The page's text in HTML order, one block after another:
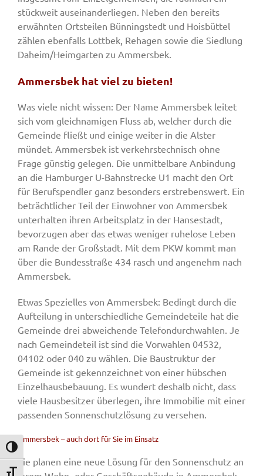
Umschalten auf hohe Kontraste
stückweit auseinanderliegen. Neben den bereits
erwähnten Ortsteilen Bünningstedt und Hoisbüttel
zählen ebenfalls Lottbek, Rehagen sowie die Siedlung
Daheim/Heimgarten zu Ammersbek.
Ammersbek hat viel zu bieten!
Was viele nicht wissen: Der Name Ammersbek leitet
sich vom gleichnamigen Fluss ab, welcher durch die
Gemeinde fließt und einige weiter in die Alster
mündet. Ammersbek ist verkehrstechnisch ohne
Frage günstig gelegen. Die unmittelbare Anbindung
an die Hamburger U-Bahnstrecke U1 macht den Ort
für Berufspendler ganz besonders erstrebenswert. Ein
beträchtlicher Teil der Einwohner von Ammersbek
unterhalten ihren Arbeitsplatz in der Hansestadt,
bevorzugen aber das etwas weniger ruhelose Leben
am Rande der Großstadt. Mit dem PKW kommt man
über die Bundesstraße 434 rasch und angenehm nach
Ammersbek.
Etwas Spezielles von Ammersbek: Bedingt durch die
Aufteilung in unterschiedliche Gemeindeteile hat die
Gemeinde drei abweichende Telefondurchwahlen. Je
nach Gemeindeteil ist sind die Vorwahlen 04532,
04102 oder 040 zu wählen. Die Baustruktur der
Gemeinde ist gekennzeichnet von einer hübschen
Einzelhausbebauung. Es wundert deshalb nicht, dass
viele Hausbesitzer überlegen, ihre Immobilie mit einer
passenden Sonnenschutzlösung zu versehen.
Ammersbek – auch dort für Sie im Einsatz
Sie planen eine neue Lösung für den Sonnenschutz an